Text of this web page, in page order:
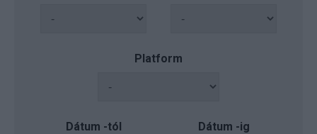
Platform
Dátum -tól Dátum -ig